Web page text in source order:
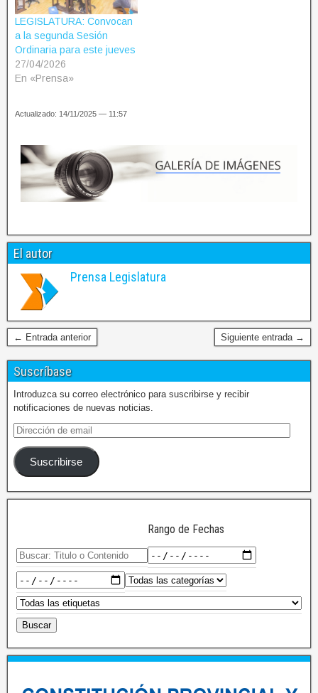
LEGISLATURA: Convocan
a la segunda Sesión
Ordinaria para este jueves
27/04/2026
En «Prensa»
Actualizado: 14/11/2025 — 11:57
El autor
Prensa Legislatura
← Entrada anterior Siguiente entrada →
Suscríbase
Introduzca su correo electrónico para suscribirse y recibir
notificaciones de nuevas noticias.
Suscribirse
Rango de Fechas